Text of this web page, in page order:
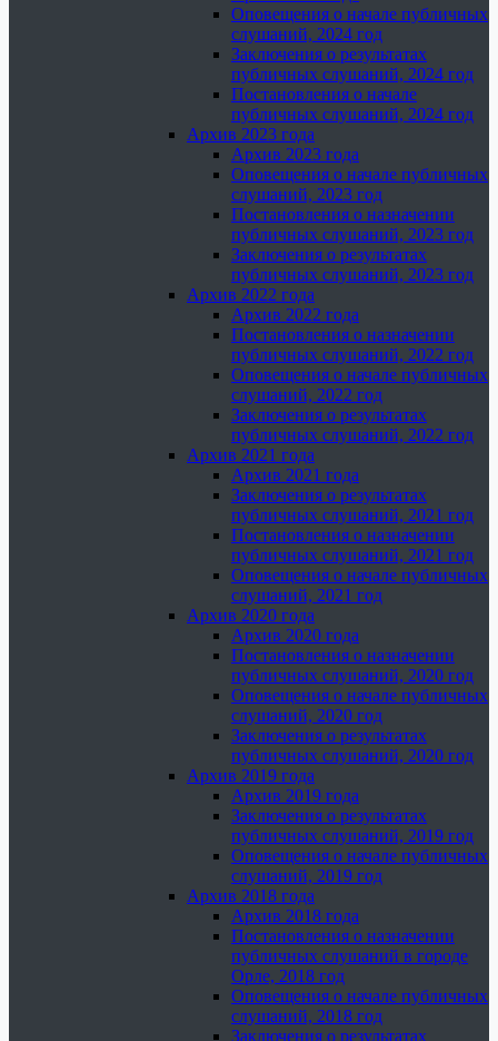
Оповещения о начале публичных
слушаний, 2024 год
Заключения о результатах
публичных слушаний, 2024 год
Постановления о начале
публичных слушаний, 2024 год
Архив 2023 года
Архив 2023 года
Оповещения о начале публичных
слушаний, 2023 год
Постановления о назначении
публичных слушаний, 2023 год
Заключения о результатах
публичных слушаний, 2023 год
Архив 2022 года
Архив 2022 года
Постановления о назначении
публичных слушаний, 2022 год
Оповещения о начале публичных
слушаний, 2022 год
Заключения о результатах
публичных слушаний, 2022 год
Архив 2021 года
Архив 2021 года
Заключения о результатах
публичных слушаний, 2021 год
Постановления о назначении
публичных слушаний, 2021 год
Оповещения о начале публичных
слушаний, 2021 год
Архив 2020 года
Архив 2020 года
Постановления о назначении
публичных слушаний, 2020 год
Оповещения о начале публичных
слушаний, 2020 год
Заключения о результатах
публичных слушаний, 2020 год
Архив 2019 года
Архив 2019 года
Заключения о результатах
публичных слушаний, 2019 год
Оповещения о начале публичных
слушаний, 2019 год
Архив 2018 года
Архив 2018 года
Постановления о назначении
публичных слушаний в городе
Орле, 2018 год
Оповещения о начале публичных
слушаний, 2018 год
Заключения о результатах